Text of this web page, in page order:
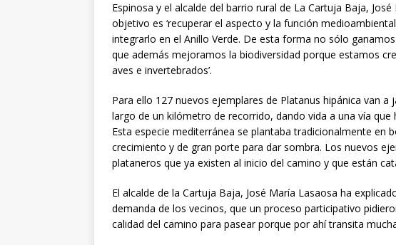
Espinosa y el alcalde del barrio rural de La Cartuja Baja,
objetivo es ‘recuperar el aspecto y la función
integrarlo en el Anillo Verde. De esta forma no sólo
que además mejoramos la biodiversidad porque estamos
aves e invertebrados’.
Para ello 127 nuevos ejemplares de Platanus hipánica van
largo de un kilómetro de recorrido, dando vida a una vía
Esta especie mediterránea se plantaba tradicionalmente en
crecimiento y de gran porte para dar sombra. Los nuevos
plataneros que ya existen al inicio del camino y que están
El alcalde de la Cartuja Baja, José María Lasaosa ha
demanda de los vecinos, que un proceso participativo
calidad del camino para pasear porque por ahí transita